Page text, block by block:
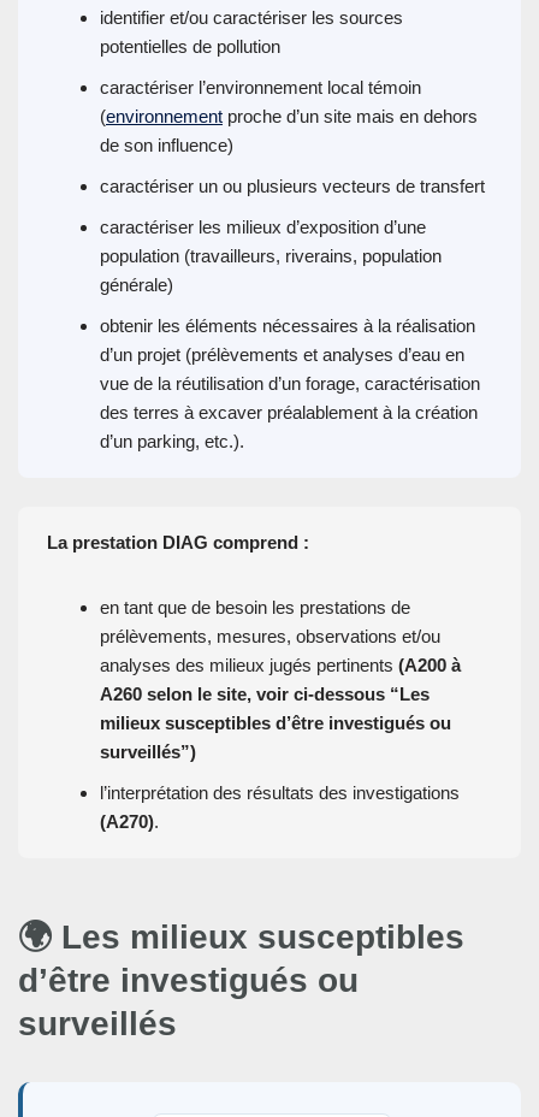
identifier et/ou caractériser les sources
potentielles de pollution
caractériser l’environnement local témoin
(environnement proche d’un site mais en dehors
de son influence)
caractériser un ou plusieurs vecteurs de transfert
caractériser les milieux d’exposition d’une
population (travailleurs, riverains, population
générale)
obtenir les éléments nécessaires à la réalisation
d’un projet (prélèvements et analyses d’eau en
vue de la réutilisation d’un forage, caractérisation
des terres à excaver préalablement à la création
d’un parking, etc.).
La prestation DIAG comprend :
en tant que de besoin les prestations de
prélèvements, mesures, observations et/ou
analyses des milieux jugés pertinents (A200 à
A260 selon le site, voir ci-dessous “Les
milieux susceptibles d’être investigués ou
surveillés”)
l’interprétation des résultats des investigations
(A270).
🌍 Les milieux susceptibles
d’être investigués ou
surveillés